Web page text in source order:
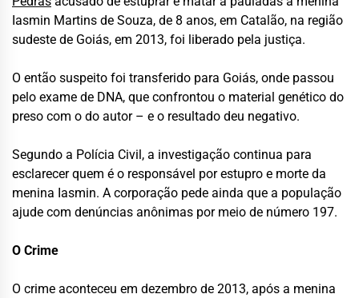
Iasmin Martins de Souza, de 8 anos, em Catalão, na região
sudeste de Goiás, em 2013, foi liberado pela justiça.
O então suspeito foi transferido para Goiás, onde passou
pelo exame de DNA, que confrontou o material genético do
preso com o do autor – e o resultado deu negativo.
Segundo a Polícia Civil, a investigação continua para
esclarecer quem é o responsável por estupro e morte da
menina Iasmin. A corporação pede ainda que a população
ajude com denúncias anônimas por meio de número 197.
O Crime
O crime aconteceu em dezembro de 2013, após a menina